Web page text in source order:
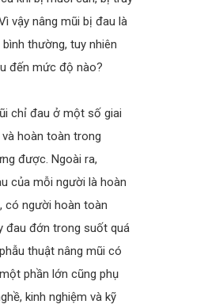
vậy nâng mũi bị đau là
thường, tuy nhiên
đến mức độ nào?
chỉ đau ở một số giai
hoàn toàn trong
được. Ngoài ra,
của mỗi người là hoàn
có người hoàn toàn
đau đớn trong suốt quá
thuật nâng mũi có
phần lớn cũng phụ
kinh nghiệm và kỹ